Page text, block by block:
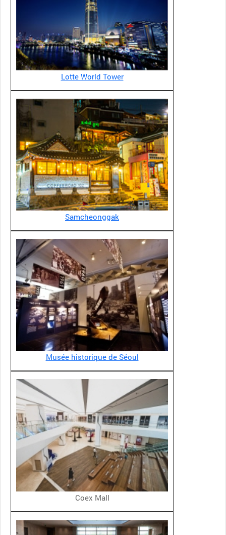
Lotte World Tower
Samcheonggak
Musée historique de Séoul
Coex Mall